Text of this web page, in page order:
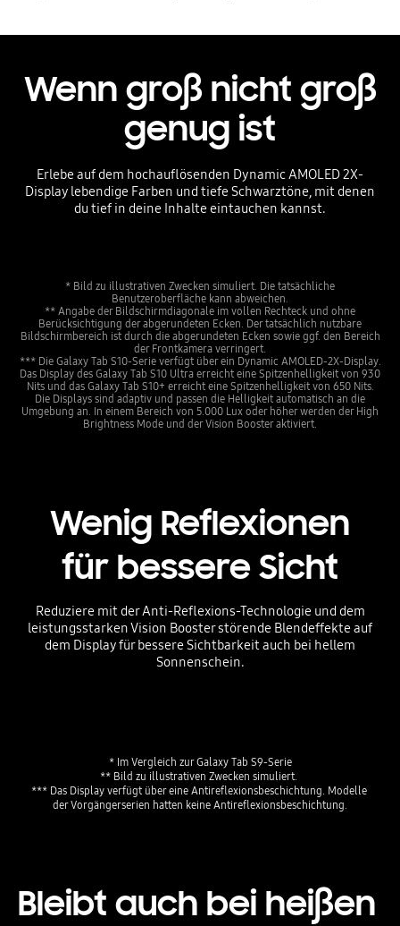
Wenn groß nicht groß
genug ist
Erlebe auf dem hochauflösenden Dynamic AMOLED 2X-
Display lebendige Farben und tiefe Schwarztöne, mit denen
du tief in deine Inhalte eintauchen kannst.
* Bild zu illustrativen Zwecken simuliert. Die tatsächliche
Benutzeroberfläche kann abweichen.
** Angabe der Bildschirmdiagonale im vollen Rechteck und ohne
Berücksichtigung der abgerundeten Ecken. Der tatsächlich nutzbare
Bildschirmbereich ist durch die abgerundeten Ecken sowie ggf. den Bereich
der Frontkamera verringert.
*** Die Galaxy Tab S10-Serie verfügt über ein Dynamic AMOLED-2X-Display.
Das Display des Galaxy Tab S10 Ultra erreicht eine Spitzenhelligkeit von 930
Nits und das Galaxy Tab S10+ erreicht eine Spitzenhelligkeit von 650 Nits.
Die Displays sind adaptiv und passen die Helligkeit automatisch an die
Umgebung an. In einem Bereich von 5.000 Lux oder höher werden der High
Brightness Mode und der Vision Booster aktiviert.
Wenig Reflexionen
für bessere Sicht
Reduziere mit der Anti-Reflexions-Technologie und dem
leistungsstarken Vision Booster störende Blendeffekte auf
dem Display für bessere Sichtbarkeit auch bei hellem
Sonnenschein.
* Im Vergleich zur Galaxy Tab S9-Serie
** Bild zu illustrativen Zwecken simuliert.
*** Das Display verfügt über eine Antireflexionsbeschichtung. Modelle
der Vorgängerserien hatten keine Antireflexionsbeschichtung.
Bleibt auch bei heißen